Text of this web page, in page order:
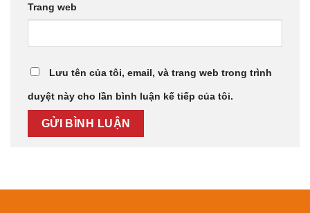
Trang web
Lưu tên của tôi, email, và trang web trong trình
duyệt này cho lần bình luận kế tiếp của tôi.